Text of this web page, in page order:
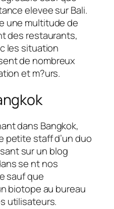
elevee sur Bali.
une multitude de
des restaurants,
les situation
de nombreux
et m?urs.
dans Bangkok,
petite staff d’un duo
sur un blog
se nt nos
sauf que
biotope au bureau
utilisateurs.